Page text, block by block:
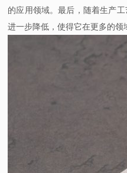
的应用领域。最后，随着生产
进一步降低，使得它在更多的领